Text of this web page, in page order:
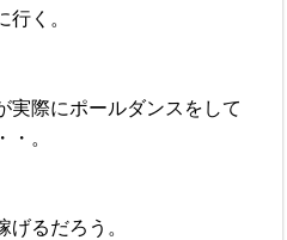
行く。
実際にポールダンスをして
・。
げるだろう。